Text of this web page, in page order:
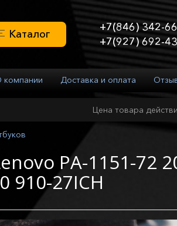
Каталог
+7(846) 342-
+7(927) 692-
компании Доставка и оплата
Цена товара
PA-1151-72
910-27ICH